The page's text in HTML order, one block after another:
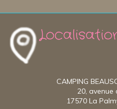
CAMPING
20, avenue
17570 La